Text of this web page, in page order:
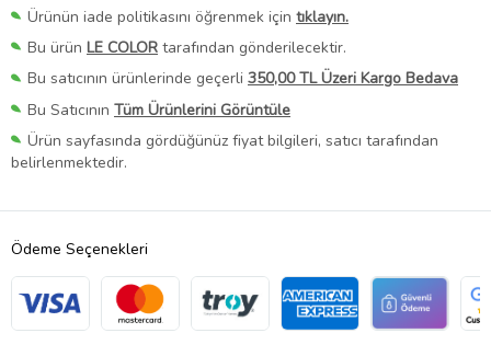
Ürünün iade politikasını öğrenmek için tıklayın.
Bu ürün LE COLOR tarafından gönderilecektir.
Bu satıcının ürünlerinde geçerli 350,00 TL Üzeri Kargo Bedava
Bu Satıcının Tüm Ürünlerini Görüntüle
Ürün sayfasında gördüğünüz fiyat bilgileri, satıcı tarafından
belirlenmektedir.
Ödeme Seçenekleri